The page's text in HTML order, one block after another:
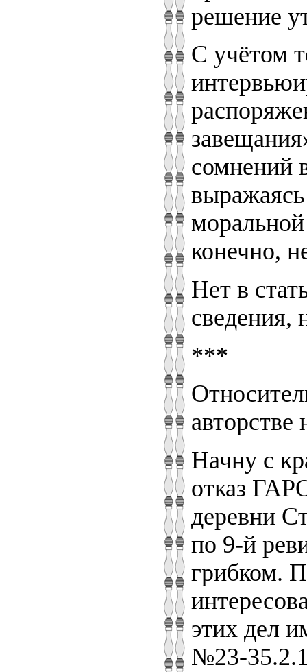
решение
С учётом
сомнений
конечно,
Нет в
сведения,
***
авторстве
Начну с
отказ
деревни
по 9-й
грибком.
этих дел
№23-